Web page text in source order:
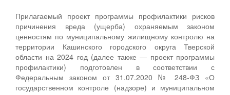
Прилагаемый проект программы профилактики рисков
причинения вреда (ущерба) охраняемым законом
ценностям по муниципальному жилищному контролю на
территории Кашинского городского округа Тверской
области на 2024 год (далее также — проект программы
профилактики) подготовлен в соответствии с
Федеральным законом от 31.07.2020 № 248-ФЗ «О
государственном контроле (надзоре) и муниципальном